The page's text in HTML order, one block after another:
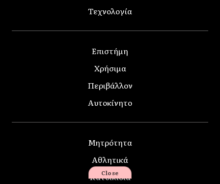
Τεχνολογία
Επιστήμη
Χρήσιμα
Περιβάλλον
Αυτοκίνητο
Μητρότητα
Αθλητικά
Κατοικίδια
Close